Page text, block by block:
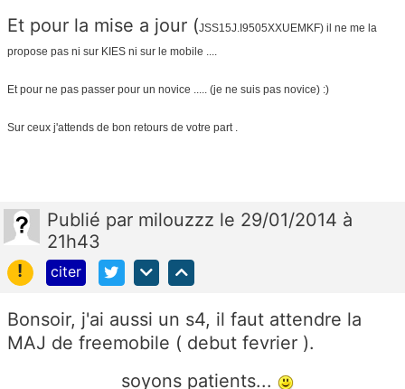
Et pour la mise a jour (JSS15J.I9505XXUEMKF) il ne me la
propose pas ni sur KIES ni sur le mobile ....
Et pour ne pas passer pour un novice ..... (je ne suis pas novice) :)
Sur ceux j'attends de bon retours de votre part .
Publié par milouzzz le 29/01/2014 à
21h43
!
citer
Bonsoir, j'ai aussi un s4, il faut attendre la
MAJ de freemobile ( debut fevrier ).
soyons patients...